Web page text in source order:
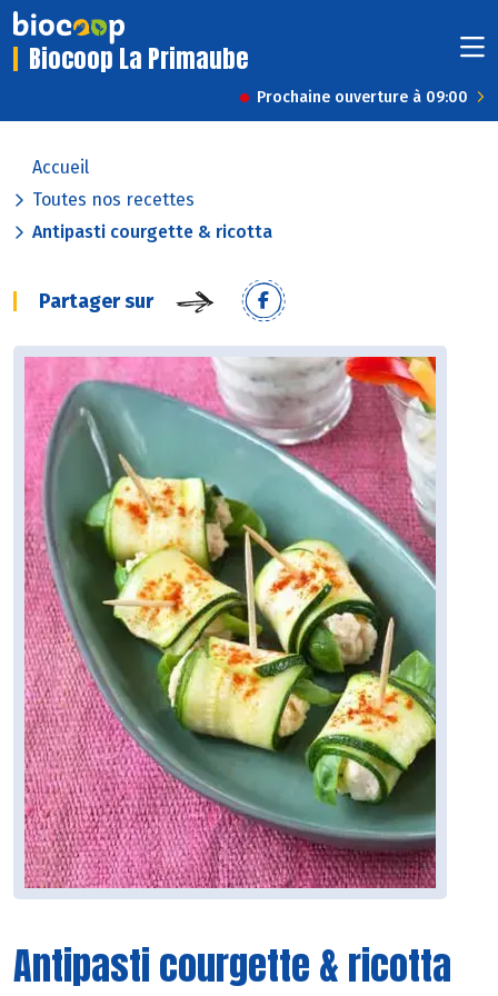
Biocoop La Primaube
Prochaine ouverture à 09:00
Accueil
Toutes nos recettes
Antipasti courgette & ricotta
Partager sur
Antipasti courgette & ricotta